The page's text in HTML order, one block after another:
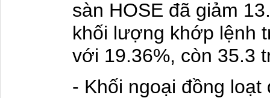
sàn HOSE đã giảm
khối lượng khớp lệnh
với 19.36%, còn 35.3
- Khối ngoại đồng